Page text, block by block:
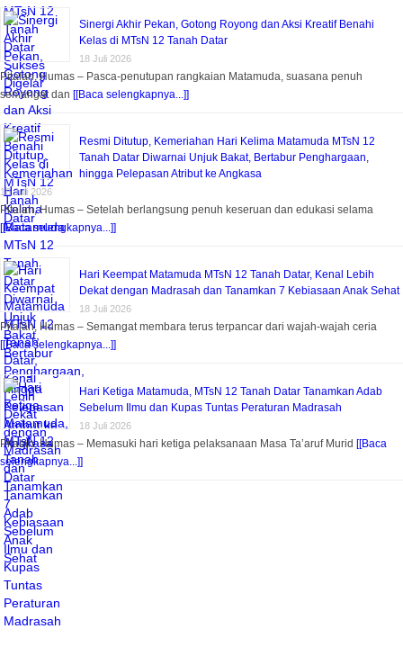
Sinergi Akhir Pekan, Gotong Royong dan Aksi Kreatif Benahi
Kelas di MTsN 12 Tanah Datar
18 Juli 2026
Pitalah, Humas – Pasca-penutupan rangkaian Matamuda, suasana penuh
semangat dan [[Baca selengkapnya...]]
Resmi Ditutup, Kemeriahan Hari Kelima Matamuda MTsN 12
Tanah Datar Diwarnai Unjuk Bakat, Bertabur Penghargaan,
hingga Pelepasan Atribut ke Angkasa
18 Juli 2026
Pitalah, Humas – Setelah berlangsung penuh keseruan dan edukasi selama
[[Baca selengkapnya...]]
Hari Keempat Matamuda MTsN 12 Tanah Datar, Kenal Lebih
Dekat dengan Madrasah dan Tanamkan 7 Kebiasaan Anak Sehat
18 Juli 2026
Pitalah, Humas – Semangat membara terus terpancar dari wajah-wajah ceria
[[Baca selengkapnya...]]
Hari Ketiga Matamuda, MTsN 12 Tanah Datar Tanamkan Adab
Sebelum Ilmu dan Kupas Tuntas Peraturan Madrasah
18 Juli 2026
Pitalah, Humas – Memasuki hari ketiga pelaksanaan Masa Ta’aruf Murid [[Baca
selengkapnya...]]